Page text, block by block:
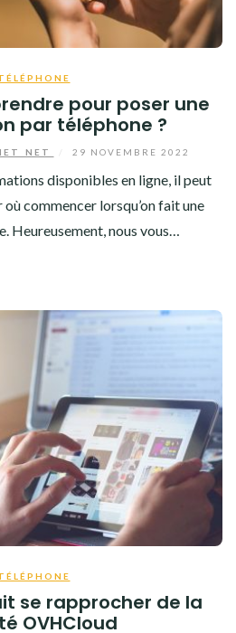
pour poser une
par téléphone ?
29 NOVEMBRE 2022
disponibles en ligne, il peut
commencer lorsqu’on fait une
Heureusement, nous vous…
se rapprocher de la
OVHCloud